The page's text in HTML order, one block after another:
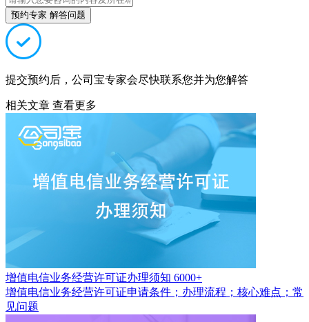
预约专家 解答问题
提交预约后，公司宝专家会尽快联系您并为您解答
相关文章 查看更多
增值电信业务经营许可证办理须知 6000+
增值电信业务经营许可证申请条件；办理流程；核心难点；常
见问题